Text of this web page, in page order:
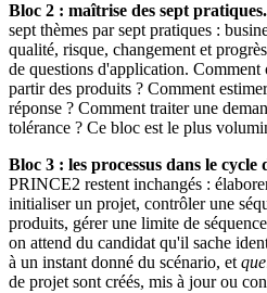
Bloc 2 : maîtrise des sept pratiques.
sept thèmes par sept pratiques :
qualité, risque, changement et
de questions d'application. Comment
partir des produits ? Comment
réponse ? Comment traiter une
tolérance ? Ce bloc est le plus
Bloc 3 : les processus dans le cycle
PRINCE2 restent inchangés :
initialiser un projet, contrôler une
produits, gérer une limite de
on attend du candidat qu'il sache
à un instant donné du scénario, et
de projet sont créés, mis à jour ou